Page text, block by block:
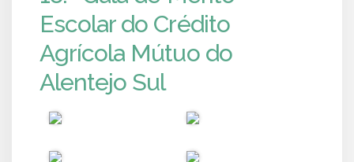
Escolar do Crédito
Agrícola Mútuo do
Alentejo Sul